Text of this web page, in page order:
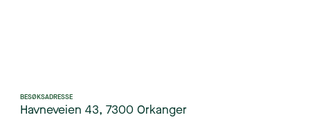
BESØKSADRESSE
Havneveien 43, 7300 Orkanger